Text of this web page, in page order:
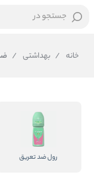
جستجو در
خانه / بهداشتی /
رول ضد تعریق